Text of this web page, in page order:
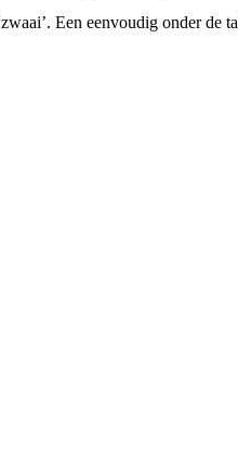
Een eenvoudig onder de